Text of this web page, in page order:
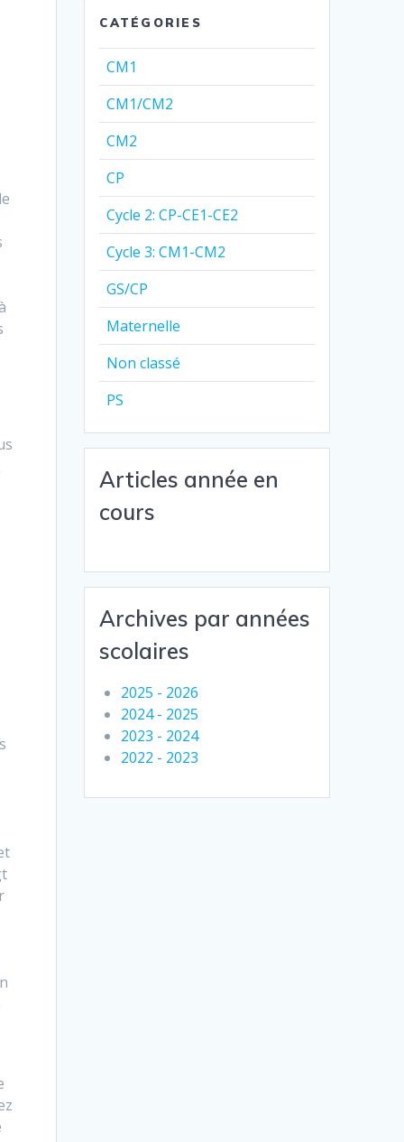
CATÉGORIES
CM1
CM1/CM2
CM2
CP
Cycle 2: CP-CE1-CE2
Cycle 3: CM1-CM2
GS/CP
Maternelle
Non classé
PS
Articles année en
cours
Archives par années
scolaires
2025 - 2026
2024 - 2025
2023 - 2024
2022 - 2023